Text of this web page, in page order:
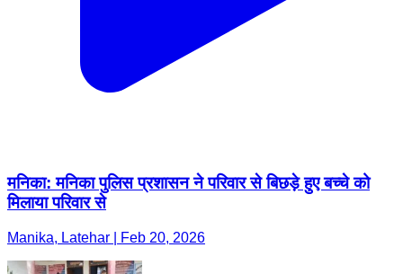
मनिका: मनिका पुलिस प्रशासन ने परिवार से बिछड़े हुए बच्चे को
मिलाया परिवार से
Manika, Latehar | Feb 20, 2026